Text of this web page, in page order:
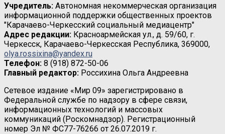
Учредитель: Автономная некоммерческая организация
информационной поддержки общественных проектов
"Карачаево-Черкесский социальный медиацентр"
Адрес редакции: Красноармейская ул., д. 59/60, г.
Черкесск, Карачаево-Черкесская Республика, 369000,
olya.rossixina@yandex.ru
Телефон: 8 (918) 872-50-06
Главный редактор: Россихина Ольга Андреевна
Сетевое издание «Мир 09» зарегистрировано в
Федеральной службе по надзору в сфере связи,
информационных технологий и массовых
коммуникаций (Роскомнадзор). Регистрационный
номер Эл № ФС77-76266 от 26.07.2019 г.